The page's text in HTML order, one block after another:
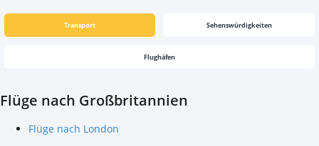
Transport Sehenswürdigkeiten
Flughäfen
Flüge nach Großbritannien
Flüge nach London